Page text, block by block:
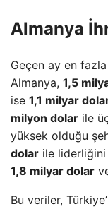
Almanya
Geçen ay en
Almanya, 1,5
ise 1,1 milyar
milyon dolar ile
yüksek olduğu
dolar ile liderliğini
1,8 milyar dolar
Bu veriler,